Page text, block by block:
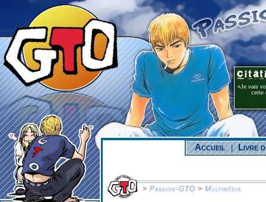
Je vais
cette
Accueil | Livre
> Passion-GTO > Multimédia